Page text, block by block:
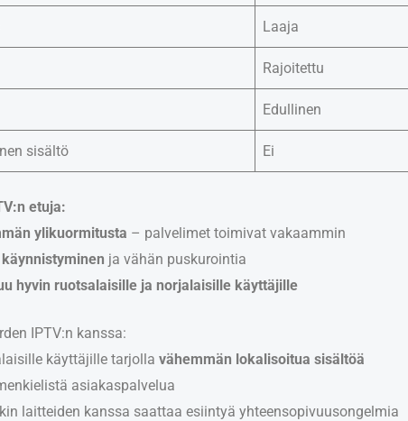
Laaja
Rajoitettu
Edullinen
sisältö Ei
etuja:
ylikuormitusta – palvelimet toimivat vakaammin
ja vähän puskurointia
hyvin ruotsalaisille ja norjalaisille käyttäjille
IPTV:n kanssa:
käyttäjille tarjolla vähemmän lokalisoitua sisältöä
asiakaspalvelua
laitteiden kanssa saattaa esiintyä yhteensopivuusongelmia